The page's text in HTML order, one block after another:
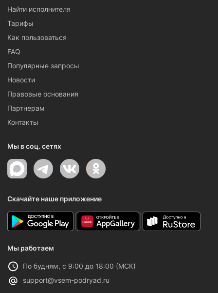
Найти исполнителя
Тарифы
Как пользоваться
FAQ
Популярные запросы
Новости
Правовые основания
Партнерам
Контакты
Мы в соц. сетях
Скачайте наше приложение
Мы работаем
По будням, с 9:00 до 18:00 (МСК)
support@vsem-podryad.ru